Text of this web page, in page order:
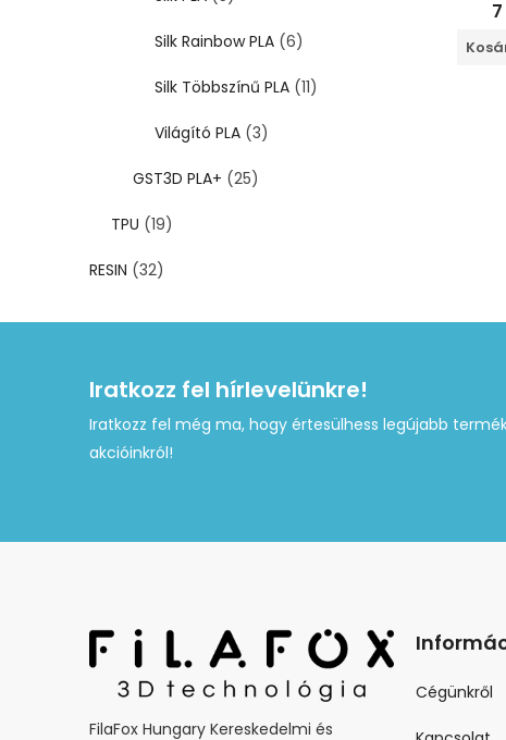
Silk Rainbow PLA (6)
Silk Többszínű PLA (11)
Világító PLA (3)
GST3D PLA+ (25)
TPU (19)
RESIN (32)
Iratkozz fel hírlevelünkre!
Iratkozz fel még ma, hogy értesülhess legújabb
akcióinkról!
FilaFox Hungary Kereskedelmi és
Cégünkről